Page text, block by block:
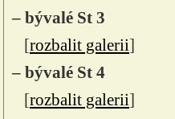
– bývalé St 3
[rozbalit galerii]
– bývalé St 4
[rozbalit galerii]